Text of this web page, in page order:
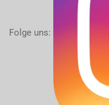
Folge uns: